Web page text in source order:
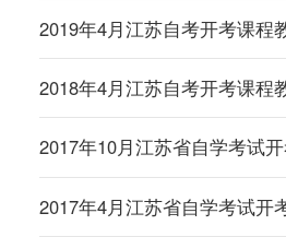
2019年4月江苏自考开考课程
2018年4月江苏自考开考课程
2017年10月江苏省自学考试
2017年4月江苏省自学考试开